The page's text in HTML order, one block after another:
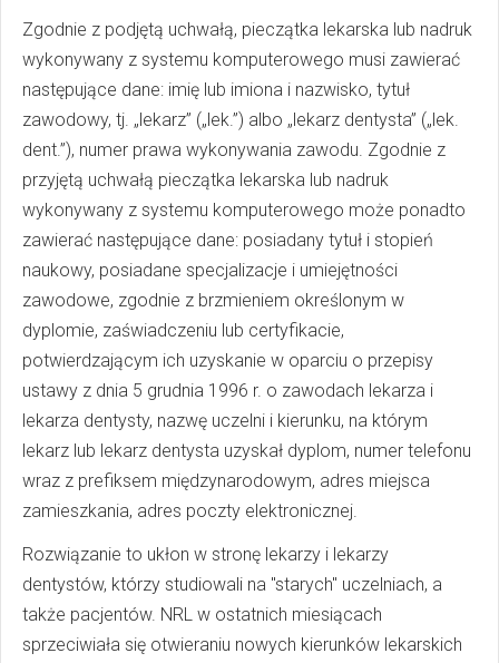
Zgodnie z podjętą uchwałą, pieczątka lekarska lub nadruk
wykonywany z systemu komputerowego musi zawierać
następujące dane: imię lub imiona i nazwisko, tytuł
zawodowy, tj. „lekarz” („lek.”) albo „lekarz dentysta” („lek.
dent.”), numer prawa wykonywania zawodu. Zgodnie z
przyjętą uchwałą pieczątka lekarska lub nadruk
wykonywany z systemu komputerowego może ponadto
zawierać następujące dane: posiadany tytuł i stopień
naukowy, posiadane specjalizacje i umiejętności
zawodowe, zgodnie z brzmieniem określonym w
dyplomie, zaświadczeniu lub certyfikacie,
potwierdzającym ich uzyskanie w oparciu o przepisy
ustawy z dnia 5 grudnia 1996 r. o zawodach lekarza i
lekarza dentysty, nazwę uczelni i kierunku, na którym
lekarz lub lekarz dentysta uzyskał dyplom, numer telefonu
wraz z prefiksem międzynarodowym, adres miejsca
zamieszkania, adres poczty elektronicznej.
Rozwiązanie to ukłon w stronę lekarzy i lekarzy
dentystów, którzy studiowali na "starych" uczelniach, a
także pacjentów. NRL w ostatnich miesiącach
sprzeciwiała się otwieraniu nowych kierunków lekarskich